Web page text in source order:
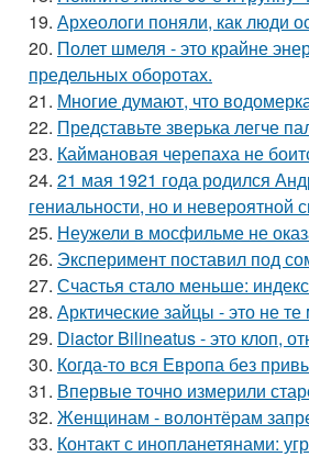
19. Археологи поняли, как люди
20. Полет шмеля - это крайне
предельных оборотах.
21. Многие думают, что
22. Представьте зверька легче
23. Каймановая черепаха не
24. 21 мая 1921 года родился
гениальности, но и невероятной
25. Неужели в мосфильме не
26. Эксперимент поставил под
27. Счастья стало меньше:
28. Арктические зайцы - это не
29. Diactor Bilineatus - это клоп,
30. Когда-то вся Европа без
31. Впервые точно измерили
32. Женщинам - волонтёрам
33. Контакт с инопланетянами: